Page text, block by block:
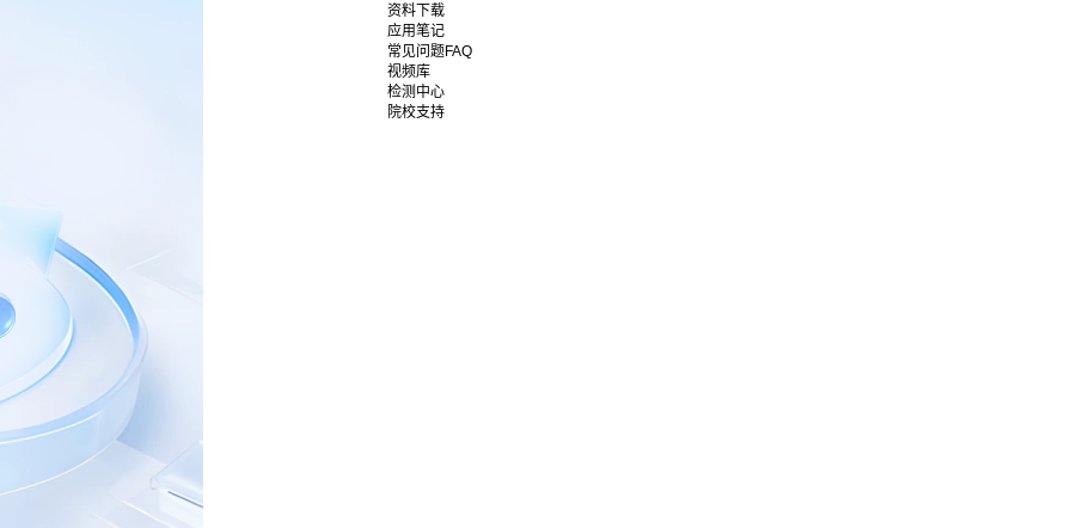
资料下载
应用笔记
常见问题FAQ
视频库
检测中心
院校支持